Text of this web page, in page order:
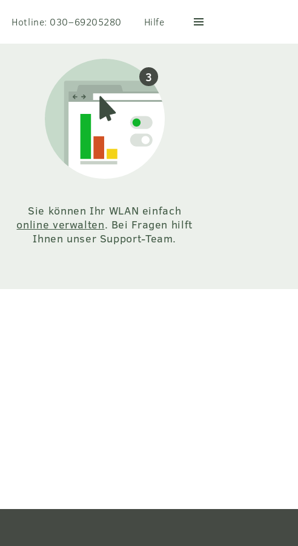
Hotline: 030–69205280 Hilfe
Sie können Ihr WLAN einfach
online verwalten. Bei Fragen hilft
Ihnen unser Support-Team.